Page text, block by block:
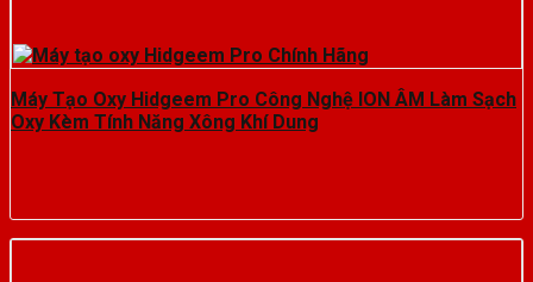
Máy Tạo Oxy Hidgeem Pro Công Nghệ ION ÂM Làm Sạch
Oxy Kèm Tính Năng Xông Khí Dung